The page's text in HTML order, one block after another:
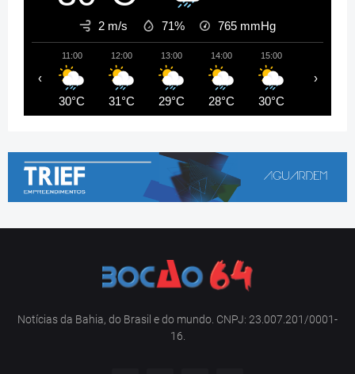
2 m/s 71% 765 mmHg
11:00
30°C
12:00
31°C
13:00
29°C
14:00
28°C
15:00
30°C
‹ ›
Notícias da Bahia, do Brasil e do mundo. CNPJ: 23.007.201/0001-
16.